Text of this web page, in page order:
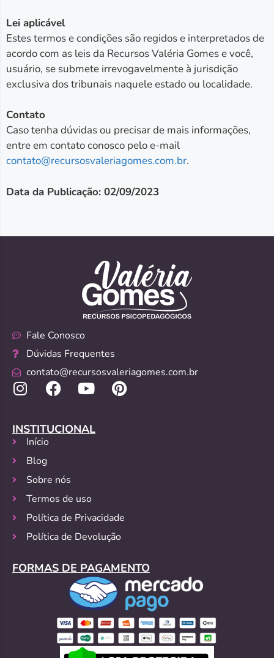
Lei aplicável
Estes termos e condições são regidos e interpretados de
acordo com as leis da Recursos Valéria Gomes e você,
usuário, se submete irrevogavelmente à jurisdição
exclusiva dos tribunais naquele estado ou localidade.
Contato
Caso tenha dúvidas ou precisar de mais informações,
entre em contato conosco pelo e-mail
contato@recursosvaleriagomes.com.br.
Data da Publicação: 02/09/2023
Fale Conosco
Dúvidas Frequentes
contato@recursosvaleriagomes.com.br
INSTITUCIONAL
Início
Blog
Sobre nós
Termos de uso
Política de Privacidade
Política de Devolução
FORMAS DE PAGAMENTO